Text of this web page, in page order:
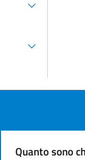
Quanto sono